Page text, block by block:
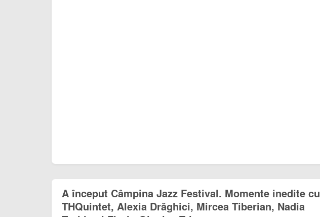
A început Câmpina Jazz Festival. Momente inedite cu
THQuintet, Alexia Drăghici, Mircea Tiberian, Nadia